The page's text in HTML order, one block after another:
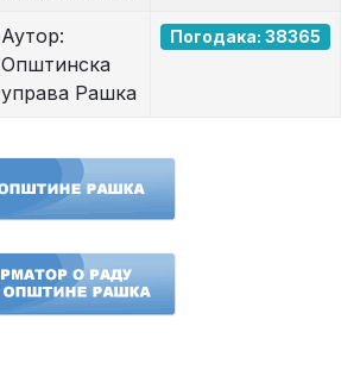
Аутор:
Општинска
управа Рашка
Погодака: 38365